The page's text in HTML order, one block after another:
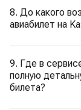
8. До какого
авиабилет на
9. Где в
полную
билета?